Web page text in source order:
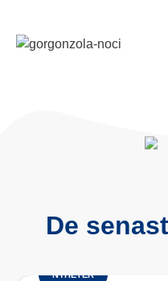
De
NYHETER